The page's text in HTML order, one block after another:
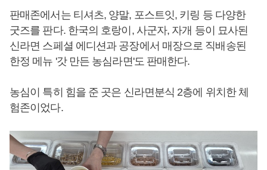
판매존에서는 티셔츠, 양말, 포스트잇, 키링 등 다양한
굿즈를 판다. 한국의 호랑이, 사군자, 자개 등이 묘사된
신라면 스페셜 에디션과 공장에서 매장으로 직배송된
한정 메뉴 '갓 만든 농심라면'도 판매한다.
농심이 특히 힘을 준 곳은 신라면분식 2층에 위치한 체
험존이었다.